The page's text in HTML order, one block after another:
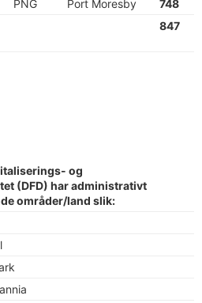
PNG Port Moresby
748
847
og
(DFD) har administrativt
områder/land slik: